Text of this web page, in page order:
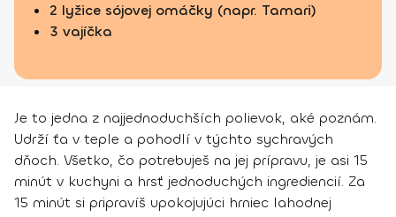
2 lyžice sójovej omáčky (napr. Tamari)
3 vajíčka
Je to jedna z najjednoduchších polievok, aké poznám.
Udrží ťa v teple a pohodlí v týchto sychravých
dňoch. Všetko, čo potrebuješ na jej prípravu, je asi 15
minút v kuchyni a hrsť jednoduchých ingrediencií. Za
15 minút si pripravíš upokojujúci hrniec lahodnej